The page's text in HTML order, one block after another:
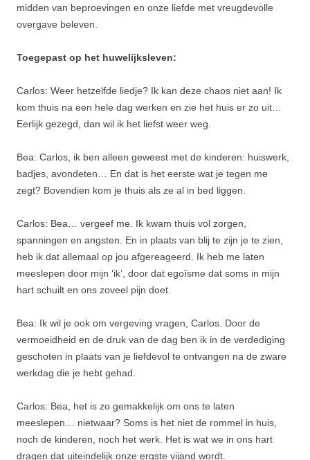
midden van beproevingen en onze liefde met vreugdevolle
overgave beleven.
Toegepast op het huwelijksleven:
Carlos: Weer hetzelfde liedje? Ik kan deze chaos niet aan! Ik
kom thuis na een hele dag werken en zie het huis er zo uit…
Eerlijk gezegd, dan wil ik het liefst weer weg.
Bea: Carlos, ik ben alleen geweest met de kinderen: huiswerk,
badjes, avondeten… En dat is het eerste wat je tegen me
zegt? Bovendien kom je thuis als ze al in bed liggen.
Carlos: Bea… vergeef me. Ik kwam thuis vol zorgen,
spanningen en angsten. En in plaats van blij te zijn je te zien,
heb ik dat allemaal op jou afgereageerd. Ik heb me laten
meeslepen door mijn ‘ik’, door dat egoïsme dat soms in mijn
hart schuilt en ons zoveel pijn doet.
Bea: Ik wil je ook om vergeving vragen, Carlos. Door de
vermoeidheid en de druk van de dag ben ik in de verdediging
geschoten in plaats van je liefdevol te ontvangen na de zware
werkdag die je hebt gehad.
Carlos: Bea, het is zo gemakkelijk om ons te laten
meeslepen… nietwaar? Soms is het niet de rommel in huis,
noch de kinderen, noch het werk. Het is wat we in ons hart
dragen dat uiteindelijk onze ergste vijand wordt.